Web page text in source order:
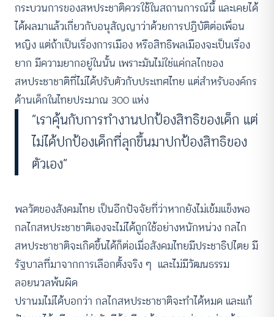
กระบวนการของสหประชาติควรใช้ในสถานการณ์นี้ และเคยได้
ได้ผลมาแล้วเกี่ยวกับอนุสัญญาว่าด้วยการปฏิบัติต่อเพื่อน
หญิง แต่ถ้าเป็นเรื่องการเมือง หรือสิทธิพลเมืองจะเป็นเรื่อง
ยาก มีความยากอยู่ในนั้น เพราะมันไม่ใช่แค่กลไกของ
สหประชาชาติที่ไม่ได้ปรับตัวกับประเทศไทย แต่สำหรับองค์กร
ด้านเด็กในไทยประมาณ 300 แห่ง
“เราคุ้นกับการทำงานปกป้องสิทธิของเด็ก แต่
ไม่ได้ปกป้องเด็กที่ลุกขึ้นมาปกป้องสิทธิของ
ตัวเอง”
พลวัตของสังคมไทย เป็นอีกปัจจัยที่ว่าหากยังไม่เข้มแข็งพอ
กลไกสหประชาชาติเองจะไม่ได้ถูกใช้อย่างหนักหน่วง กลไก
สหประชาชาติจะเกิดขึ้นได้ก็ต่อเมื่อสังคมไทยมีประชาธิปไตย มี
รัฐบาลที่มาจากการเลือกตั้งจริง ๆ และไม่มีวัฒนธรรม
ลอยนวลพ้นผิด
ปรานมไม่ได้บอกว่า กลไกสหประชาชาติจะทำได้หมด และแก้